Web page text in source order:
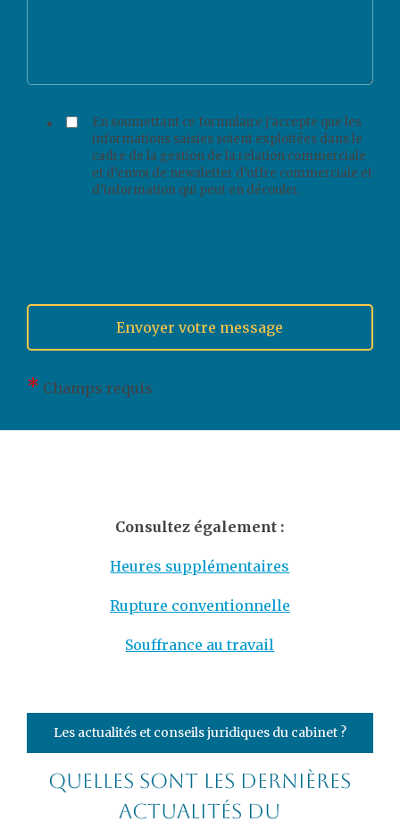
En soumettant ce formulaire j'accepte que les
informations saisies soient exploitées dans le
cadre de la gestion de la relation commerciale
et d’envoi de newsletter d’offre commerciale et
d’information qui peut en découler.
* Champs requis
Consultez également :
Heures supplémentaires
Rupture conventionnelle
Souffrance au travail
Les actualités et conseils juridiques du cabinet ?
Quelles sont les dernières
actualités du